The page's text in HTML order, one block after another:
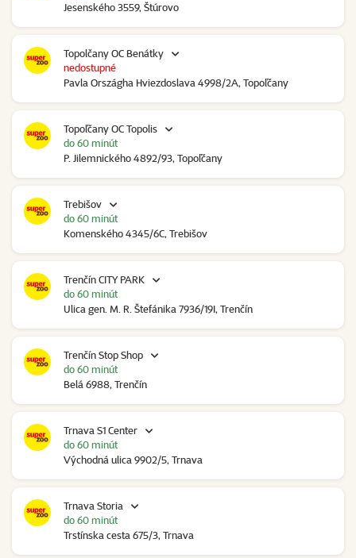
Jesenského 3559, Štúrovo
Topolčany OC Benátky
Pavla Országha Hviezdoslava 4998/2A, Topoľčany
nedostupné
Topoľčany OC Topolis
P. Jilemnického 4892/93, Topoľčany
do 60 minút
Trebišov
Komenského 4345/6C, Trebišov
do 60 minút
Trenčín CITY PARK
Ulica gen. M. R. Štefánika 7936/19I, Trenčín
do 60 minút
Trenčín Stop Shop
Belá 6988, Trenčín
do 60 minút
Trnava S1 Center
Východná ulica 9902/5, Trnava
do 60 minút
Trnava Storia
Trstínska cesta 675/3, Trnava
do 60 minút